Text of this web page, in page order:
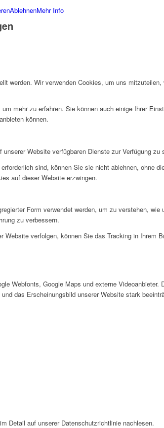
AblehnenMehr Info
werden. Wir verwenden Cookies, um uns
mehr zu erfahren. Sie können auch einige Ihrer
können.
Website verfügbaren Dienste zur Verfügung
sind, können Sie sie nicht ablehnen,
auf dieser Website erzwingen.
Form verwendet werden, um zu verstehen,
zu verbessern.
verfolgen, können Sie das Tracking in Ihrem
Webfonts, Google Maps und externe
das Erscheinungsbild unserer Website stark
Detail auf unserer Datenschutzrichtlinie nachlesen.